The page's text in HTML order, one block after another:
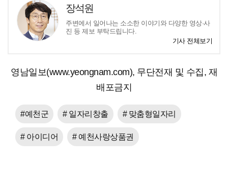
장석원
주변에서 일어나는 소소한 이야기와 다양한 영상·사
진 등 제보 부탁드립니다.
기사 전체보기
영남일보(www.yeongnam.com), 무단전재 및 수집, 재
배포금지
#예천군 # 일자리창출 # 맞춤형일자리
# 아이디어 # 예천사랑상품권